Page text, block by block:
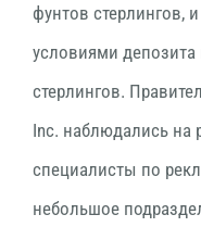
фунтов стерлингов,
условиями депозита
стерлингов.
Inc. наблюдались на
специалисты по
небольшое